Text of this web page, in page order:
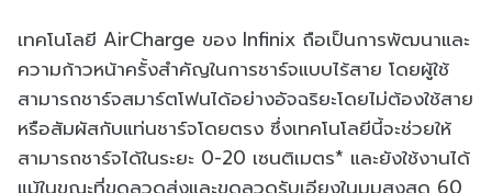
เทคโนโลยี AirCharge ของ Infinix ถือเป็นการพัฒนาและ
ความก้าวหน้าครั้งสำคัญในการชาร์จแบบไร้สาย โดยผู้ใช้
สามารถชาร์จสมาร์ตโฟนได้อย่างอัจฉริยะโดยไม่ต้องใช้สาย
หรือสัมผัสกับแท่นชาร์จโดยตรง ซึ่งเทคโนโลยีนี้จะช่วยให้
สามารถชาร์จได้ในระยะ 0-20 เซนติเมตร* และยังใช้งานได้